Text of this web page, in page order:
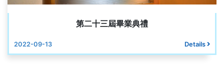
第二十三屆畢業典禮
2022-09-13 Details